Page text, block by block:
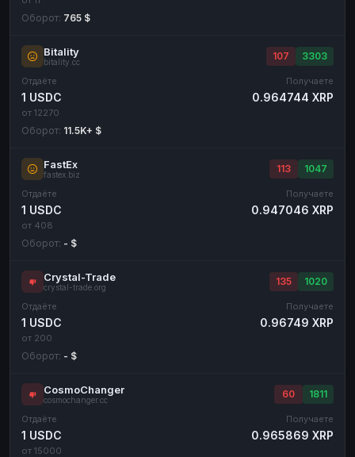
Оборот: 765 $
Bitality
bitality.cc
107 3303
Отдаёте
1 USDC
от 12270
Получаете
0.964744 XRP
Оборот: 11.5K+ $
FastEx
fastex.biz
113 1047
Отдаёте
1 USDC
от 408
Получаете
0.947046 XRP
Оборот: - $
Crystal-Trade
crystal-trade.org
135 1020
Отдаёте
1 USDC
от 200
Получаете
0.96749 XRP
Оборот: - $
CosmoChanger
cosmochanger.cc
60 1811
Отдаёте
1 USDC
от 15000
Получаете
0.965869 XRP